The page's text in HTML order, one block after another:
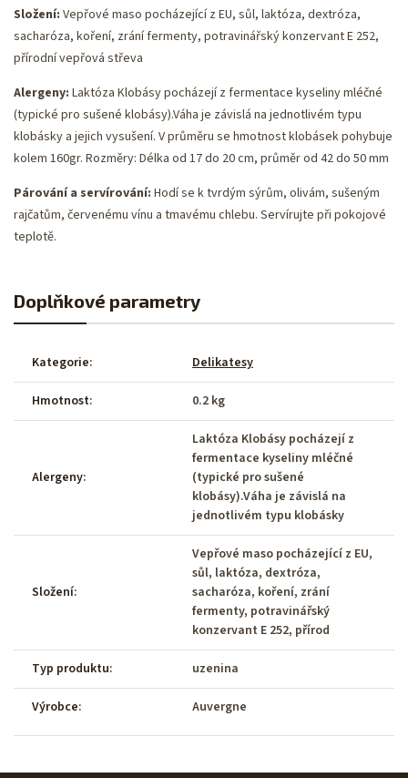
Složení: Vepřové maso pocházející z EU, sůl, laktóza, dextróza,
sacharóza, koření, zrání fermenty, potravinářský konzervant E 252,
přírodní vepřová střeva
Alergeny: Laktóza Klobásy pocházejí z fermentace kyseliny mléčné
(typické pro sušené klobásy).Váha je závislá na jednotlivém typu
klobásky a jejich vysušení. V průměru se hmotnost klobásek pohybuje
kolem 160gr. Rozměry: Délka od 17 do 20 cm, průměr od 42 do 50 mm
Párování a servírování: Hodí se k tvrdým sýrům, olivám, sušeným
rajčatům, červenému vínu a tmavému chlebu. Servírujte při pokojové
teplotě.
Doplňkové parametry
Kategorie: Delikatesy
Hmotnost: 0.2 kg
Alergeny:
Laktóza Klobásy pocházejí z
fermentace kyseliny mléčné
(typické pro sušené
klobásy).Váha je závislá na
jednotlivém typu klobásky
Složení:
Vepřové maso pocházející z EU,
sůl, laktóza, dextróza,
sacharóza, koření, zrání
fermenty, potravinářský
konzervant E 252, přírod
Typ produktu: uzenina
Výrobce: Auvergne